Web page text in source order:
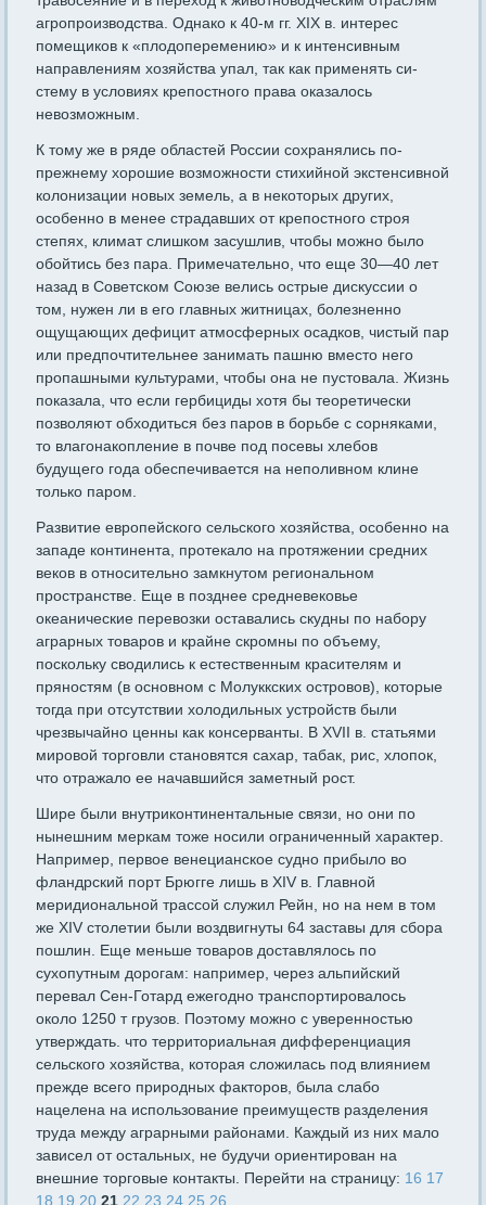
агропроизводства. Одна­ко к 40-м гг. XIX в. интерес
помещиков к «плодоперемению» и к интенсивным
направлениям хозяйства упал, так как применять си­
стему в условиях крепостного права оказалось
невозможным.
К тому же в ряде областей России сохранялись по-
прежнему хорошие возможности стихийной экстенсивной
колонизации новых земель, а в некоторых других,
особенно в менее страдавших от крепостного строя
степях, климат слишком засушлив, чтобы можно было
обойтись без пара. Примечательно, что еще 30—40 лет
назад в Советском Союзе велись острые дискуссии о
том, нужен ли в его главных житницах, болезненно
ощущающих дефицит атмосферных осадков, чистый пар
или предпочтительнее занимать пашню вместо него
пропашными культурами, чтобы она не пустовала. Жизнь
по­казала, что если гербициды хотя бы теоретически
позволяют обхо­диться без паров в борьбе с сорняками,
то влагонакопление в почве под посевы хлебов
будущего года обеспечивается на неполивном клине
только паром.
Развитие европейского сельского хозяйства, особенно на
западе континента, протекало на протяжении средних
веков в относитель­но замкнутом региональном
пространстве. Еще в позднее средневе­ковье
океанические перевозки оставались скудны по набору
аграр­ных товаров и крайне скромны по объему,
поскольку сводились к естественным красителям и
пряностям (в основном с Молуккских островов), которые
тогда при отсутствии холодильных устройств были
чрезвычайно ценны как консерванты. В XVII в. статьями
ми­ровой торговли становятся сахар, табак, рис, хлопок,
что отражало ее начавшийся заметный рост.
Шире были внутриконтинентальные связи, но они по
нынешним меркам тоже носили ограниченный характер.
Например, первое вене­цианское судно прибыло во
фландрский порт Брюгге лишь в XIV в. Главной
меридиональной трассой служил Рейн, но на нем в том
же XIV столетии были воздвигнуты 64 заставы для сбора
пошлин. Еще меньше товаров доставлялось по
сухопутным дорогам: например, через альпийский
перевал Сен-Готард ежегодно транспортировалось
около 1250 т грузов. Поэтому можно с уверенностью
утверждать. что территориальная дифференциация
сельского хозяйства, кото­рая сложилась под влиянием
прежде всего природных факторов, была слабо
нацелена на использование преимуществ разделения
труда между аграрными районами. Каждый из них мало
зависел от остальных, не будучи ориентирован на
внешние торговые контакты. Перейти на страницу: 16 17
18 19 20 21 22 23 24 25 26